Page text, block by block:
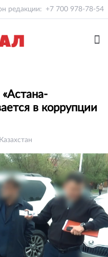
редакции: +7 700 978-78-54
в коррупции